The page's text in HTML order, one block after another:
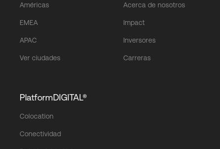
Américas
EMEA
APAC
Ver ciudades
Acerca de nosotros
Impact
Inversores
Carreras
PlatformDIGITAL®
Colocation
Conectividad